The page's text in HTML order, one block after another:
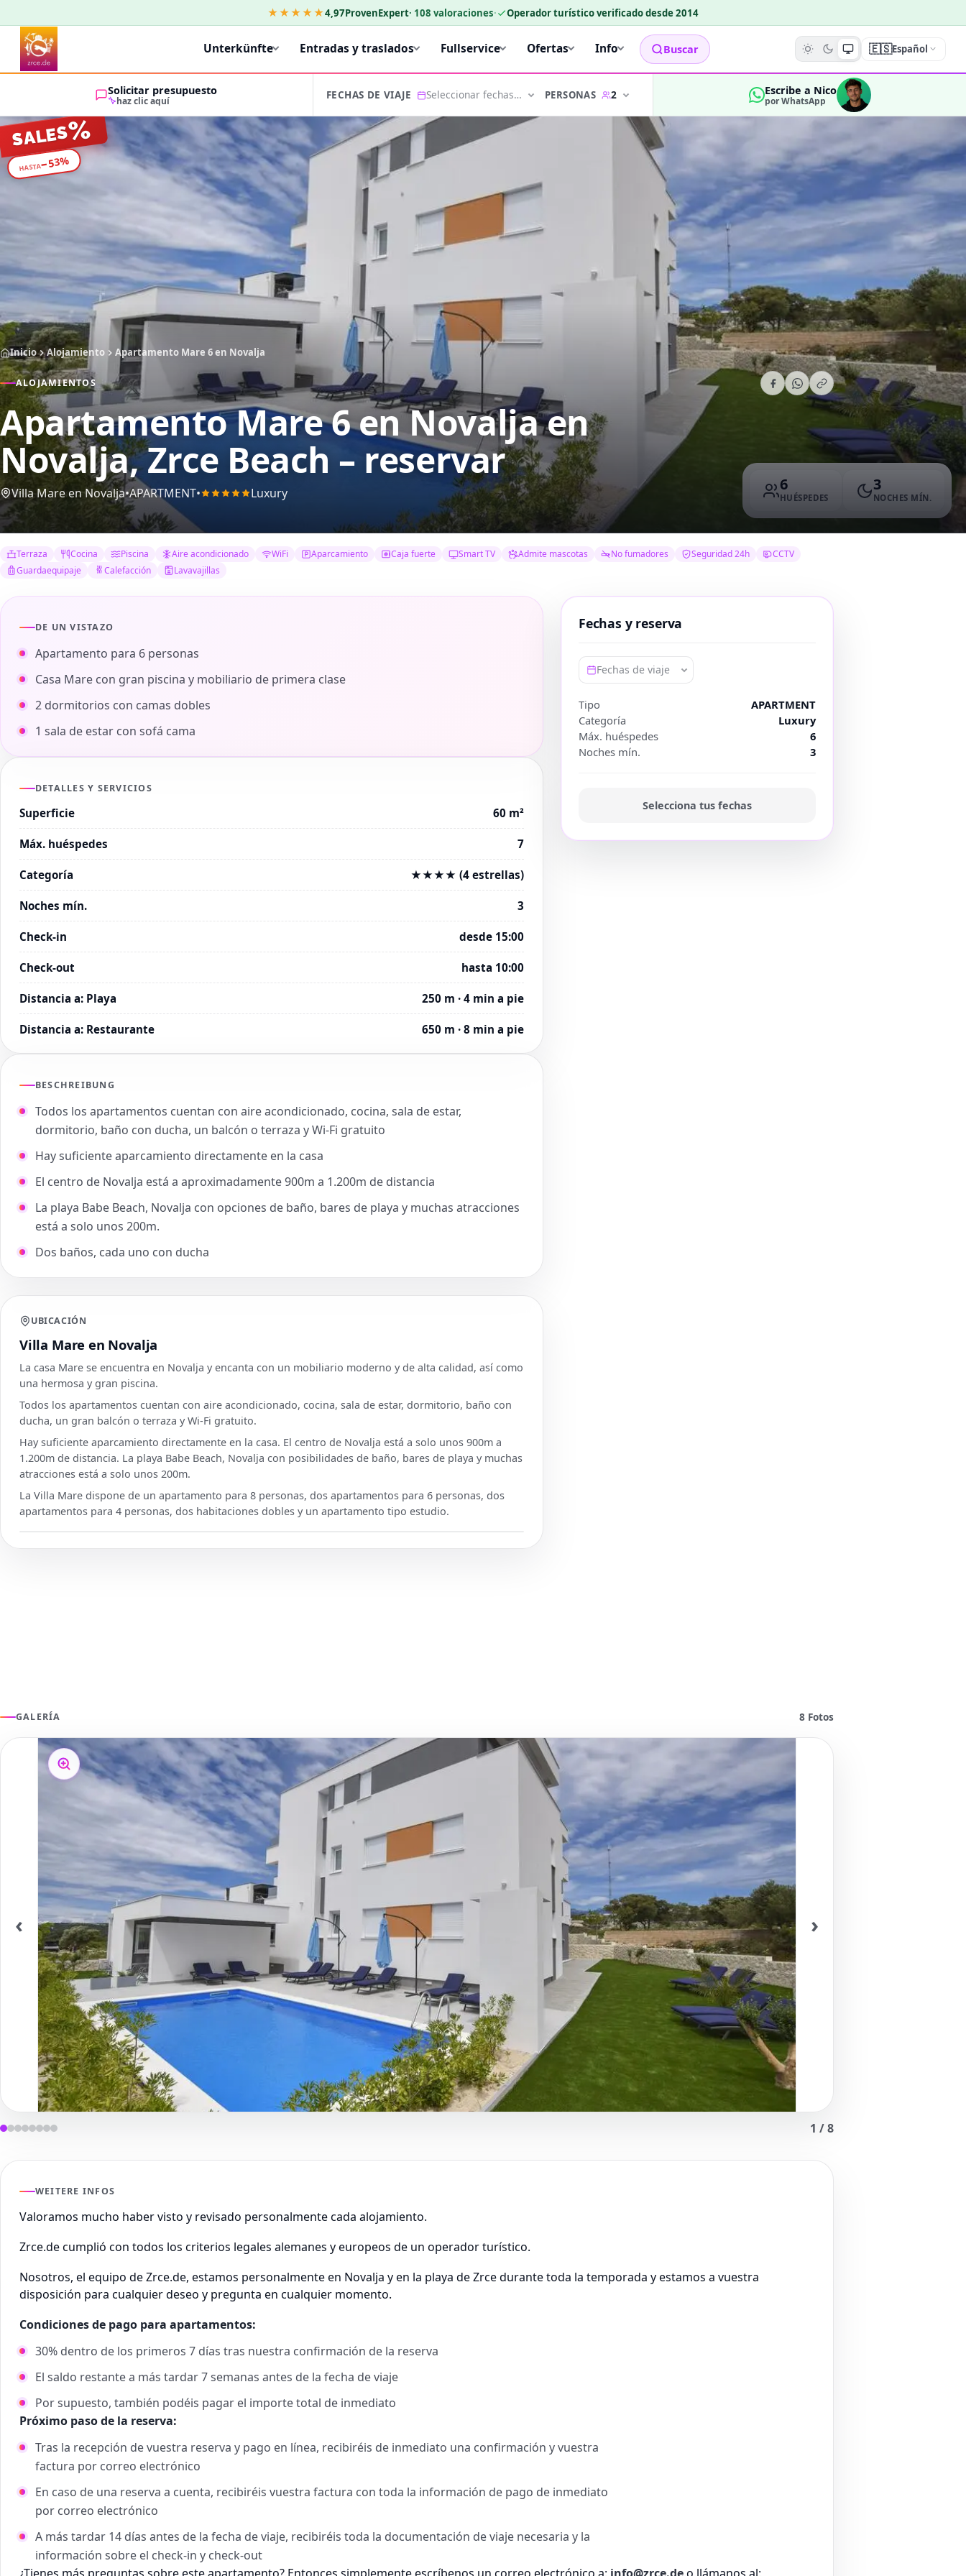
★★★★★4,97ProvenExpert· 108 valoraciones· Operador turístico verificado desde 2014
Unterkünfte Entradas y traslados Fullservice Ofertas Info Buscar 🇪🇸Español
Solicitar presupuesto
haz clic aquí FECHAS DE VIAJE Seleccionar fechas… PERSONAS 2 Escribe a Nico
por WhatsApp
SALES%
HASTA−53%
6
HUÉSPEDES
3
NOCHES MÍN.
Inicio Alojamiento Apartamento Mare 6 en Novalja
ALOJAMIENTOS
Apartamento Mare 6 en Novaljaen
Novalja, Zrce Beach – reservar
Villa Mare en Novalja•APARTMENT• Luxury
Terraza Cocina Piscina Aire acondicionado WiFi Aparcamiento Caja fuerte Smart TV Admite mascotas No fumadores Seguridad 24h
CCTV
Guardaequipaje
Calefacción Lavavajillas
DE UN VISTAZO
Apartamento para 6 personas
Casa Mare con gran piscina y mobiliario de primera clase
2 dormitorios con camas dobles
1 sala de estar con sofá cama
DETALLES Y SERVICIOS
Superficie 60 m²
Máx. huéspedes 7
Categoría ★★★★ (4 estrellas)
Noches mín. 3
Check-in desde 15:00
Check-out hasta 10:00
Distancia a: Playa 250 m · 4 min a pie
Distancia a: Restaurante 650 m · 8 min a pie
BESCHREIBUNG
Todos los apartamentos cuentan con aire acondicionado, cocina, sala de estar,
dormitorio, baño con ducha, un balcón o terraza y Wi-Fi gratuito
Hay suficiente aparcamiento directamente en la casa
El centro de Novalja está a aproximadamente 900m a 1.200m de distancia
La playa Babe Beach, Novalja con opciones de baño, bares de playa y muchas atracciones
está a solo unos 200m.
Dos baños, cada uno con ducha
Fechas y reserva
Fechas de viaje
Tipo
APARTMENT
Categoría
Luxury
Máx. huéspedes
6
Noches mín.
3
Selecciona tus fechas
UBICACIÓN
Villa Mare en Novalja
La casa Mare se encuentra en Novalja y encanta con un mobiliario moderno y de alta calidad, así como
una hermosa y gran piscina.
Todos los apartamentos cuentan con aire acondicionado, cocina, sala de estar, dormitorio, baño con
ducha, un gran balcón o terraza y Wi-Fi gratuito.
Hay suficiente aparcamiento directamente en la casa. El centro de Novalja está a solo unos 900m a
1.200m de distancia. La playa Babe Beach, Novalja con posibilidades de baño, bares de playa y muchas
atracciones está a solo unos 200m.
La Villa Mare dispone de un apartamento para 8 personas, dos apartamentos para 6 personas, dos
apartamentos para 4 personas, dos habitaciones dobles y un apartamento tipo estudio.
GALERÍA 8 Fotos
‹ ›
1 /8
WEITERE INFOS
Valoramos mucho haber visto y revisado personalmente cada alojamiento.
Zrce.de cumplió con todos los criterios legales alemanes y europeos de un operador turístico.
Nosotros, el equipo de Zrce.de, estamos personalmente en Novalja y en la playa de Zrce durante toda la temporada y estamos a vuestra
disposición para cualquier deseo y pregunta en cualquier momento.
Condiciones de pago para apartamentos:
30% dentro de los primeros 7 días tras nuestra confirmación de la reserva
El saldo restante a más tardar 7 semanas antes de la fecha de viaje
Por supuesto, también podéis pagar el importe total de inmediato
Próximo paso de la reserva:
Tras la recepción de vuestra reserva y pago en línea, recibiréis de inmediato una confirmación y vuestra
factura por correo electrónico
En caso de una reserva a cuenta, recibiréis vuestra factura con toda la información de pago de inmediato
por correo electrónico
A más tardar 14 días antes de la fecha de viaje, recibiréis toda la documentación de viaje necesaria y la
información sobre el check-in y check-out